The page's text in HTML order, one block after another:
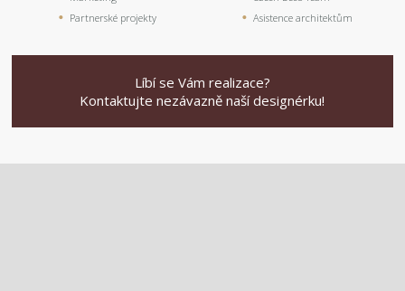
Partnerské projekty
Asistence architektům
Líbí se Vám realizace?
Kontaktujte nezávazně naší designérku!